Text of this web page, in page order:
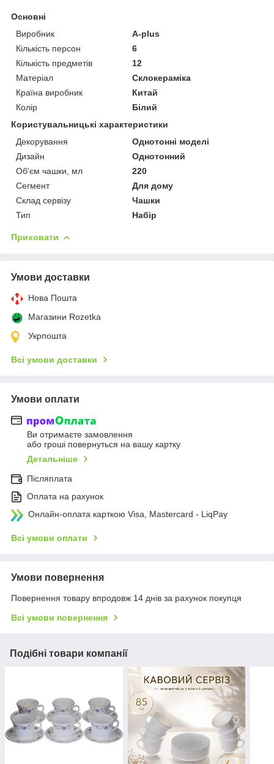
Основні
Виробник
A-plus
Кількість персон
6
Кількість предметів
12
Матеріал
Склокераміка
Країна виробник
Китай
Колір
Білий
Користувальницькі характеристики
Декорування
Однотонні моделі
Дизайн
Однотонний
Об'єм чашки, мл
220
Сегмент
Для дому
Склад сервізу
Чашки
Тип
Набір
Приховати
Умови доставки
Нова Пошта
Магазини Rozetka
Укрпошта
Всі умови доставки
Умови оплати
Ви отримаєте замовлення
або гроші повернуться на вашу картку
Детальніше
Післяплата
Оплата на рахунок
Онлайн-оплата карткою Visa, Mastercard - LiqPay
Всі умови оплати
Умови повернення
Повернення товару впродовж 14 днів за рахунок покупця
Всі умови повернення
Подібні товари компанії